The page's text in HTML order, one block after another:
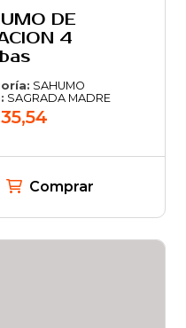
DE
4
SAHUMO
SAGRADA MADRE
Comprar